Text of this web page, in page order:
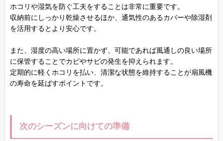
ホコリや湿気を防ぐ工夫をすることは非常に重要です。
収納前にしっかり乾燥させるほか、通気性のあるカバーや除湿剤
を活用するとより安心です。
また、湿度の高い場所に置かず、可能であれば風通しの良い場所
に保管することでカビやサビの発生を抑えられます。
定期的に軽くホコリを払い、清潔な状態を維持することが扇風機
の寿命を延ばすポイントです。
次のシーズンに向けての準備